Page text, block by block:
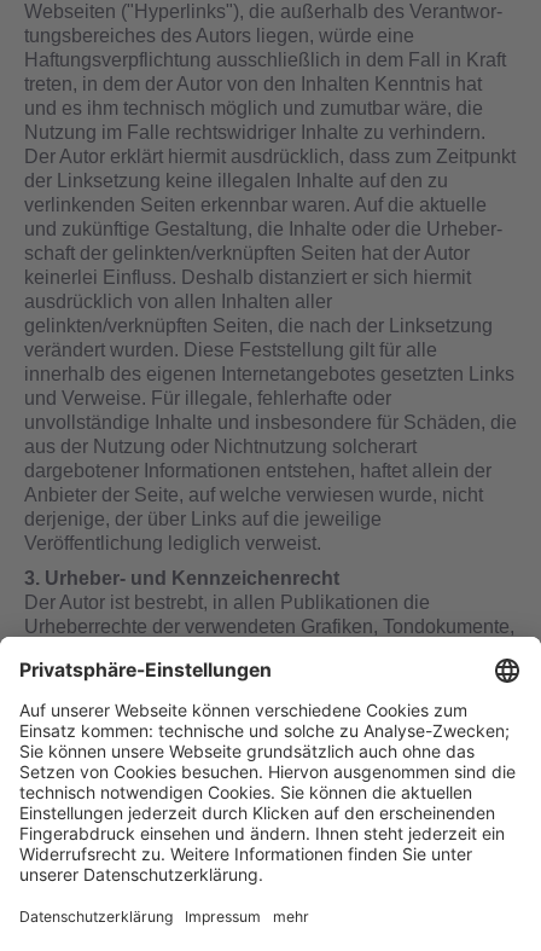
Webseiten ("Hyperlinks"), die außerhalb des Ver­ant­wor­
tungs­berei­ches des Autors liegen, würde eine
Haftungsverpflichtung ausschließlich in dem Fall in Kraft
treten, in dem der Autor von den Inhalten Kenntnis hat
und es ihm technisch möglich und zumutbar wäre, die
Nutzung im Falle rechtswidriger Inhalte zu verhindern.
Der Autor erklärt hiermit ausdrücklich, dass zum Zeitpunkt
der Linksetzung keine illegalen Inhalte auf den zu
verlinkenden Seiten erkennbar waren. Auf die aktuelle
und zukünftige Gestaltung, die Inhalte oder die Ur­he­ber­
schaft der gelinkten/verknüpften Seiten hat der Autor
keinerlei Einfluss. Deshalb distanziert er sich hiermit
ausdrücklich von allen Inhalten aller
gelinkten/verknüpften Seiten, die nach der Linksetzung
verändert wur­den. Diese Feststellung gilt für alle
innerhalb des eigenen Internetangebotes gesetzten Links
und Verweise. Für illegale, fehlerhafte oder
unvollständige Inhalte und insbesondere für Schäden, die
aus der Nutzung oder Nichtnutzung solcherart
dargebotener Informationen entstehen, haftet allein der
Anbieter der Seite, auf welche verwiesen wurde, nicht
derjenige, der über Links auf die jeweilige
Veröffentlichung lediglich verweist.
3. Urheber- und Kennzeichenrecht
Der Autor ist bestrebt, in allen Publikationen die
Urheberrechte der verwendeten Grafiken, Tondokumente,
erstellte Grafiken, Tondokumente, Video­sequenzen und
Texte zu nutzen oder auf lizenzfreie Grafiken,
Tondokumente, Videosequenzen und Texte zurück­zu­
greifen. Alle innerhalb des Internetangebotes genannten
und ggf. durch Dritte geschützte Marken- und Waren­
zeichen unterliegen uneingeschränkt den Bestimmungen
des jeweils gültigen Kenn­zeichen­rechts und den
Besitzrechten der jeweiligen eingetragenen Eigentümer.
Allein aufgrund der bloßen Nennung ist nicht der Schluss
geschützt sind! Das Copyright für veröffentlichte, vom